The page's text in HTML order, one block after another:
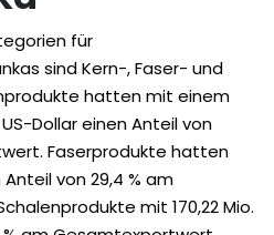
für
sind Kern-, Faser- und
hatten mit einem
Dollar einen Anteil von
Faserprodukte hatten
von 29,4 % am
mit 170,22 Mio.